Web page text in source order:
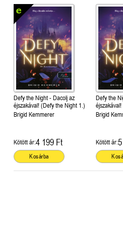
Defy the Night - Dacolj az
éjszakával! (Defy the Night 1.)
Brigid Kemmerer
Kötött ár:4 199 Ft
Kosárba
Defy the
Brigid
Kötött ár: